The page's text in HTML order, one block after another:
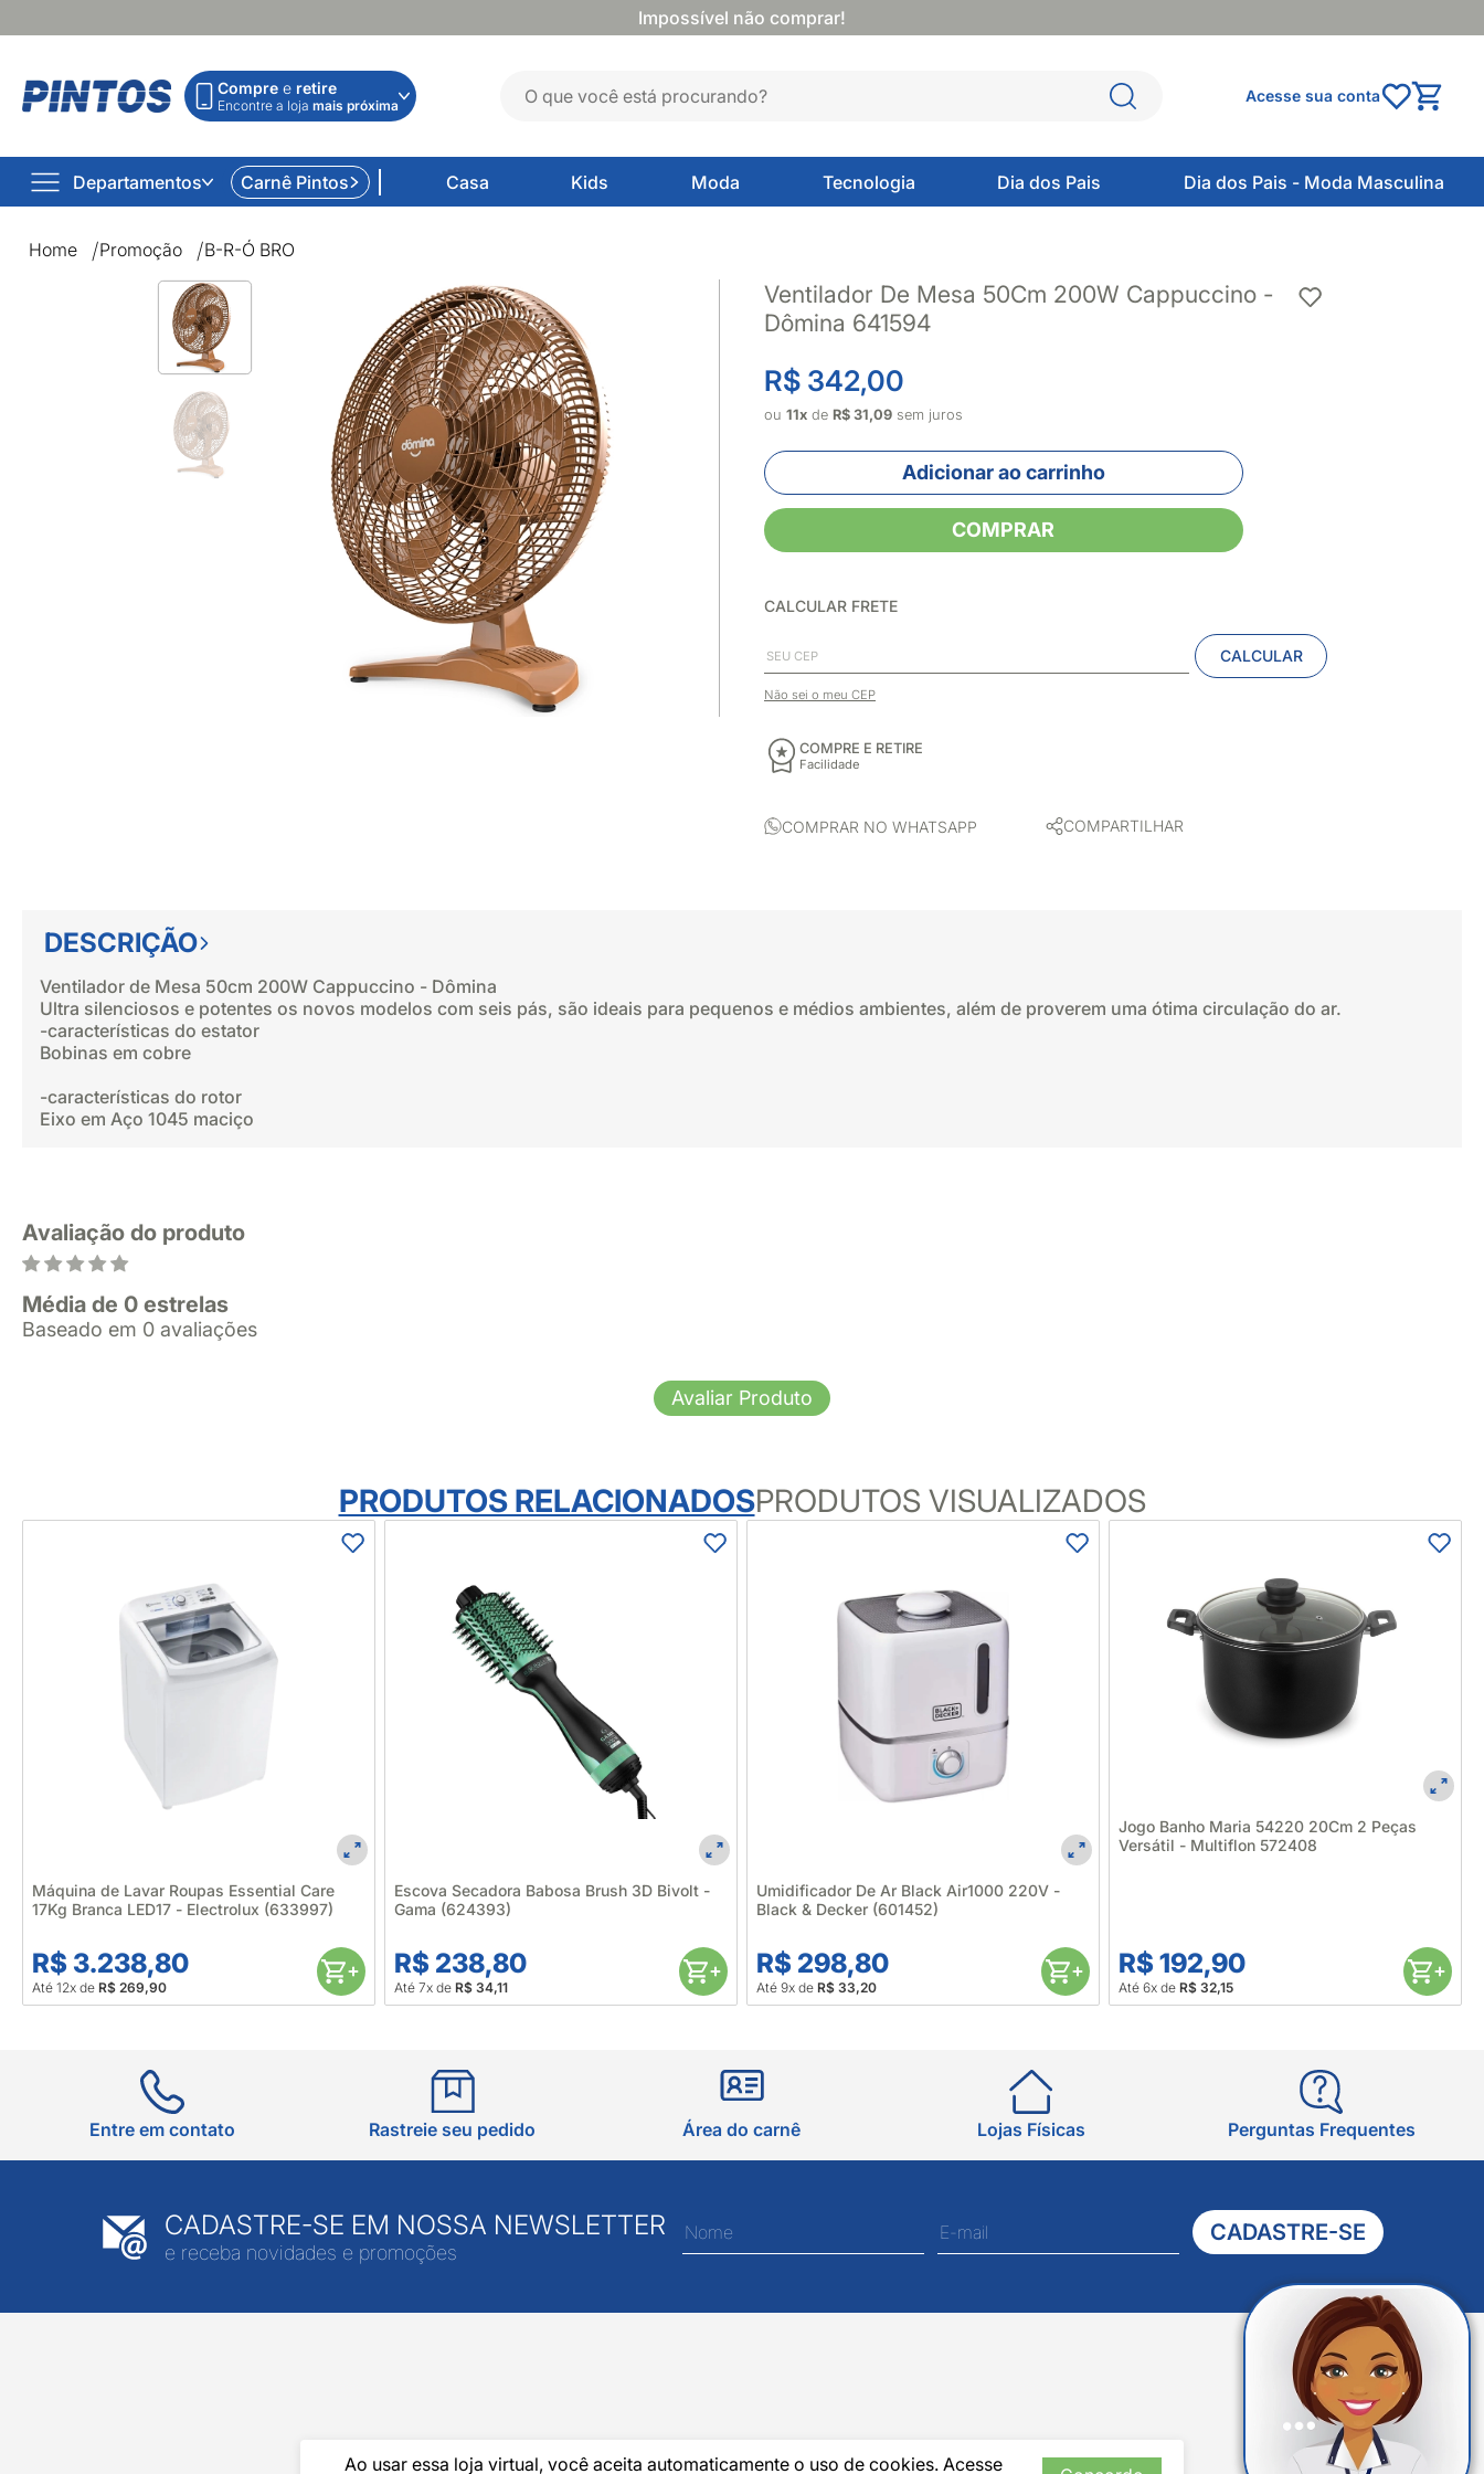
Impossível não comprar!
Compre e retire
Encontre a loja mais próxima
Acesse sua conta
Departamentos Carnê Pintos Casa Kids Moda Tecnologia Dia dos Pais Dia dos Pais - Moda Masculina
Home Promoção B-R-Ó BRO
Ventilador De Mesa 50Cm 200W Cappuccino -
Dômina 641594
R$ 342,00
ou 11x de R$ 31,09 sem juros
Adicionar ao carrinho
COMPRAR
CALCULAR FRETE
CALCULAR
Não sei o meu CEP
COMPRE E RETIRE
Facilidade
COMPRAR NO WHATSAPP COMPARTILHAR
DESCRIÇÃO
Ventilador de Mesa 50cm 200W Cappuccino - Dômina
Ultra silenciosos e potentes os novos modelos com seis pás, são ideais para pequenos e médios ambientes, além de proverem uma ótima circulação do ar.
-características do estator
Bobinas em cobre
-características do rotor
Eixo em Aço 1045 maciço
Avaliação do produto
Média de 0 estrelas
Baseado em 0 avaliações
Avaliar Produto
PRODUTOS RELACIONADOSPRODUTOS VISUALIZADOS
Máquina de Lavar Roupas Essential Care
17Kg Branca LED17 - Electrolux (633997)
R$ 3.238,80
Até 12x de R$ 269,90
Escova Secadora Babosa Brush 3D Bivolt -
Gama (624393)
R$ 238,80
Até 7x de R$ 34,11
Umidificador De Ar Black Air1000 220V -
Black & Decker (601452)
R$ 298,80
Até 9x de R$ 33,20
Jogo Banho Maria 54220 20Cm 2 Peças
Versátil - Multiflon 572408
R$ 192,90
Até 6x de R$ 32,15
Ao usar essa loja virtual, você aceita automaticamente o uso de cookies. Acesse
Entre em contato Rastreie seu pedido Área do carnê Lojas Físicas Perguntas Frequentes
CADASTRE-SE EM NOSSA NEWSLETTER
e receba novidades e promoções
CADASTRE-SE
Verificada
por